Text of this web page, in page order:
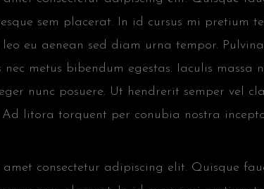
sem placerat. In id cursus mi pretium
leo eu aenean sed diam urna tempor.
metus bibendum egestas. Iaculis massa
nunc posuere. Ut hendrerit semper vel
litora torquent per conubia nostra
consectetur adipiscing elit. Quisque